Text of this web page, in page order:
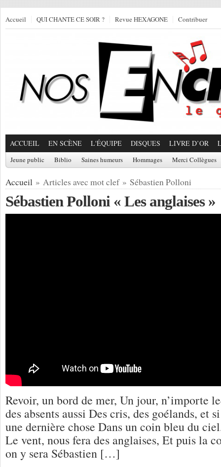
Accueil QUI CHANTE CE SOIR ? Revue HEXAGONE Contribuer
ACCUEIL EN SCÈNE L'ÉQUIPE DISQUES LIVRE D’OR
Jeune public Biblio Saines humeurs Hommages Merci Collègues
Accueil » Articles avec mot clef » Sébastien Polloni
Sébastien Polloni « Les anglaises »
Revoir, un bord de mer, Un jour, n’importe
des absents aussi Des cris, des goélands, et
une dernière chose Dans un coin bleu du
Le vent, nous fera des anglaises, Et puis la
on y sera Sébastien […]